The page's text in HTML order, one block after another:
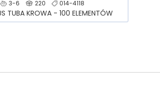
3-6 220 014-4118
TUBA KROWA - 100 ELEMENTÓW